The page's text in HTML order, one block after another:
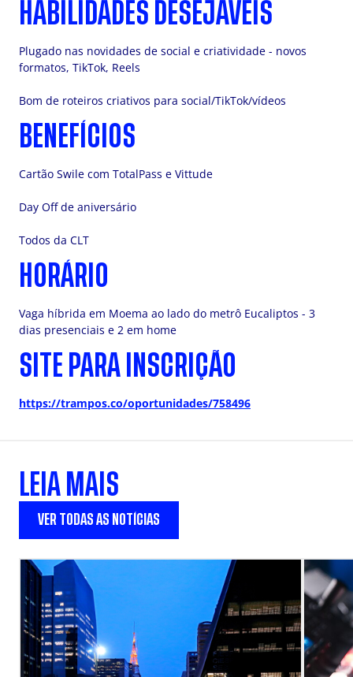
HABILIDADES DESEJÁVEIS
Plugado nas novidades de social e criatividade - novos
formatos, TikTok, Reels
Bom de roteiros criativos para social/TikTok/vídeos
BENEFÍCIOS
Cartão Swile com TotalPass e Vittude
Day Off de aniversário
Todos da CLT
HORÁRIO
Vaga híbrida em Moema ao lado do metrô Eucaliptos - 3
dias presenciais e 2 em home
SITE PARA INSCRIÇÃO
https://trampos.co/oportunidades/758496
LEIA MAIS
VER TODAS AS NOTÍCIAS